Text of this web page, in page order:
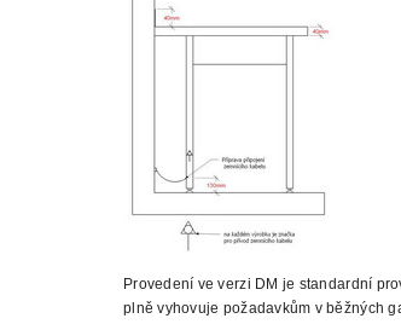
Provedení ve verzi DM je standardní
plně vyhovuje požadavkům v běžných